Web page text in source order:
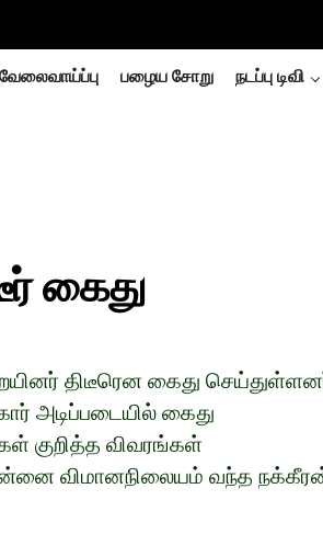
வேலைவாய்ப்பு பழைய சோறு நடப்பு டிவி
கைது
திடீரென கைது
அடிப்படையில் கைது
குறித்த விவரங்கள்
விமானநிலையம் வந்த